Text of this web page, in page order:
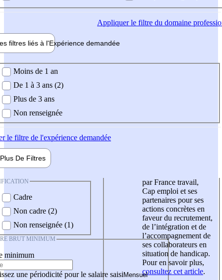
Appliquerle filtre du domaine
filtres liés à l'Expérience demandée
demandée
Moins de 1 an
De 1 à 3 ans (2)
Plus de 3 ans
Non renseignée
le filtre de l'expérience demandée
Plus De Filtres
Cadre
Non cadre (2)
Non renseignée (1)
BRUT MINIMUM
minimum
une périodicité pour le salaire saisi
par France travail,
Cap emploi et ses
partenaires pour ses
actions concrètes en
faveur du recrutement,
de l’intégration et de
l’accompagnement de
ses collaborateurs en
situation de handicap.
Pour en savoir plus,
consultez cet article.